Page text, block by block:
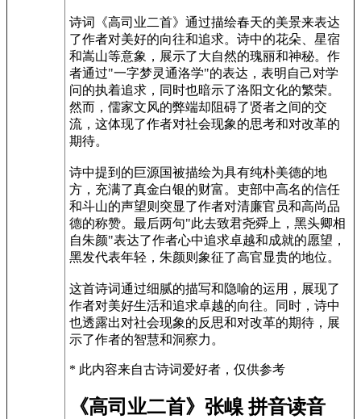
诗词《高司业二首》通过描绘春天的美景来表达
了作者对美好的向往和追求。诗中的花朵、星宿
和嵩山等意象，展示了大自然的瑰丽和神秘。作
者通过"一字梦灵通洛学"的表达，表明自己对学
问的执着追求，同时也暗示了洛阳文化的繁荣。
然而，儒家文风的弊端却阻碍了贤者之间的交
流，这体现了作者对社会现象的思考和对改革的
期待。
诗中提到的巨源国被描绘为具有纯朴美德的地
方，充满了真金白银的财富。吏部中高名的信任
和斗山的声望则突显了作者对清廉官员和高尚品
德的称赞。最后两句"此去致君尧舜上，黑头卿相
自朱颜"表达了作者心中追求卓越和成就的愿望，
黑发代表年轻，朱颜则象征了高官显贵的地位。
这首诗词通过细腻的描写和隐喻的运用，展现了
作者对美好生活和追求卓越的向往。同时，诗中
也透露出对社会现象的反思和对改革的期待，展
示了作者的智慧和洞察力。
* 此内容来自古诗词爱好者，仅供参考
《高司业二首》张嵲 拼音读音